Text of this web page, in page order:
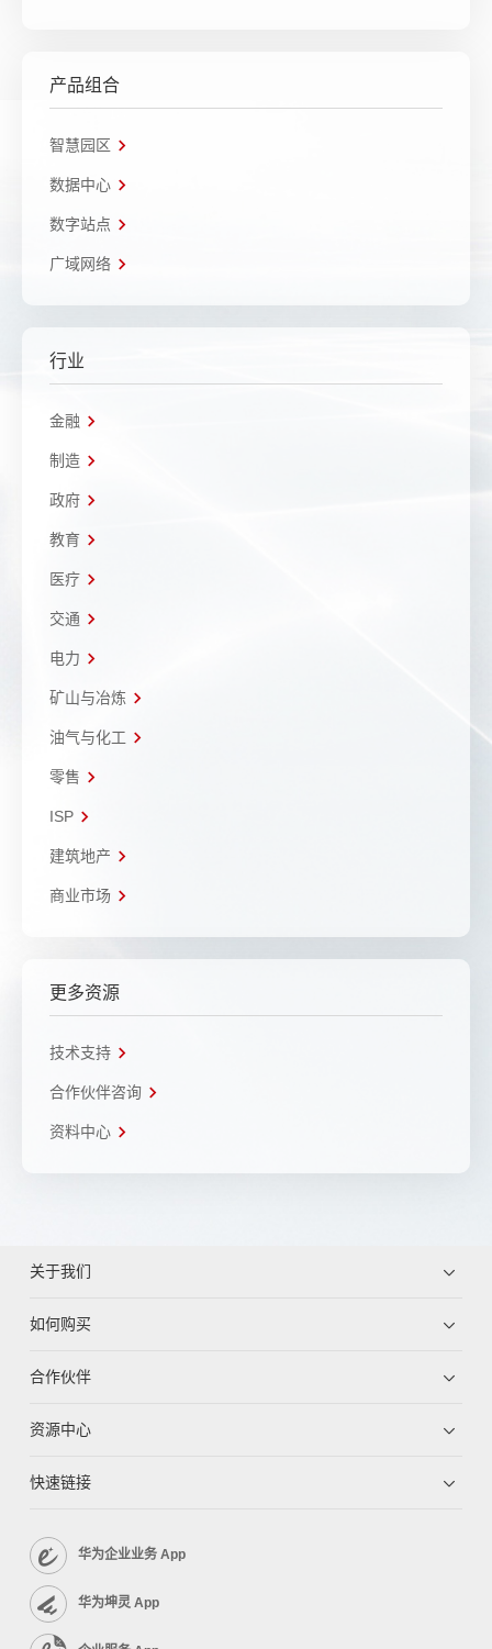
产品组合
智慧园区
数据中心
数字站点
广域网络
行业
金融
制造
政府
教育
医疗
交通
电力
矿山与冶炼
油气与化工
零售
ISP
建筑地产
商业市场
更多资源
技术支持
合作伙伴咨询
资料中心
关于我们
如何购买
合作伙伴
资源中心
快速链接
华为企业业务 App
华为坤灵 App